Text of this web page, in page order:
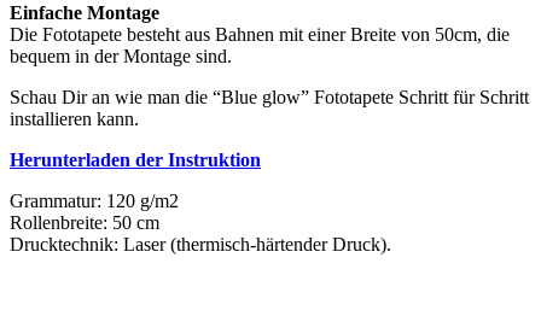
Einfache Montage
Die Fototapete besteht aus Bahnen mit einer Breite von 50cm, die
bequem in der Montage sind.
Schau Dir an wie man die “Blue glow” Fototapete Schritt für Schritt
installieren kann.
Herunterladen der Instruktion
Grammatur: 120 g/m2
Rollenbreite: 50 cm
Drucktechnik: Laser (thermisch-härtender Druck).